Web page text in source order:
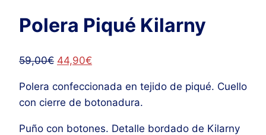
Polera Piqué Kilarny
59,00€ El
original
era:
59,00€.
44,90€
actual
es:
44,90€.
Polera confeccionada en tejido de piqué. Cuello
con cierre de botonadura.
Puño con botones. Detalle bordado de Kilarny